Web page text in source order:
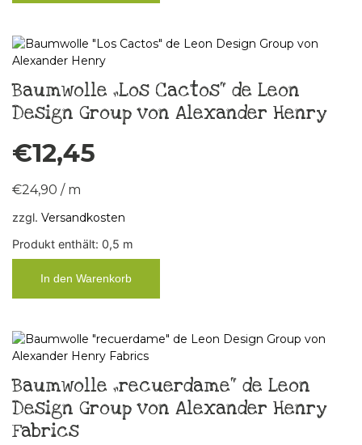
Baumwolle „Los Cactos“ de Leon
Design Group von Alexander Henry
€12,45
€24,90 / m
zzgl. Versandkosten
Produkt enthält: 0,5 m
In den Warenkorb
Baumwolle „recuerdame“ de Leon
Design Group von Alexander Henry
Fabrics